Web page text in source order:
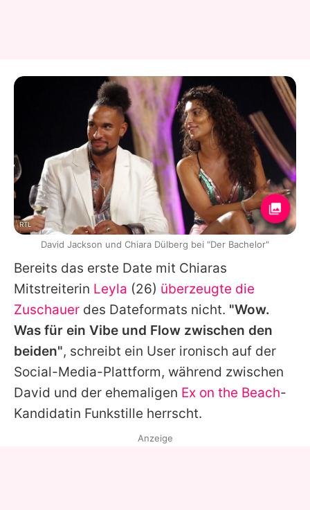
Bereits das erste Date mit Chiaras
Mitstreiterin Leyla (26) überzeugte die
Zuschauer des Dateformats nicht. "Wow.
Was für ein Vibe und Flow zwischen den
beiden", schreibt ein User ironisch auf der
Social-Media-Plattform, während zwischen
David und der ehemaligen Ex on the Beach-
Kandidatin Funkstille herrscht.
RTL
David Jackson und Chiara Dülberg bei "Der Bachelor"
Anzeige